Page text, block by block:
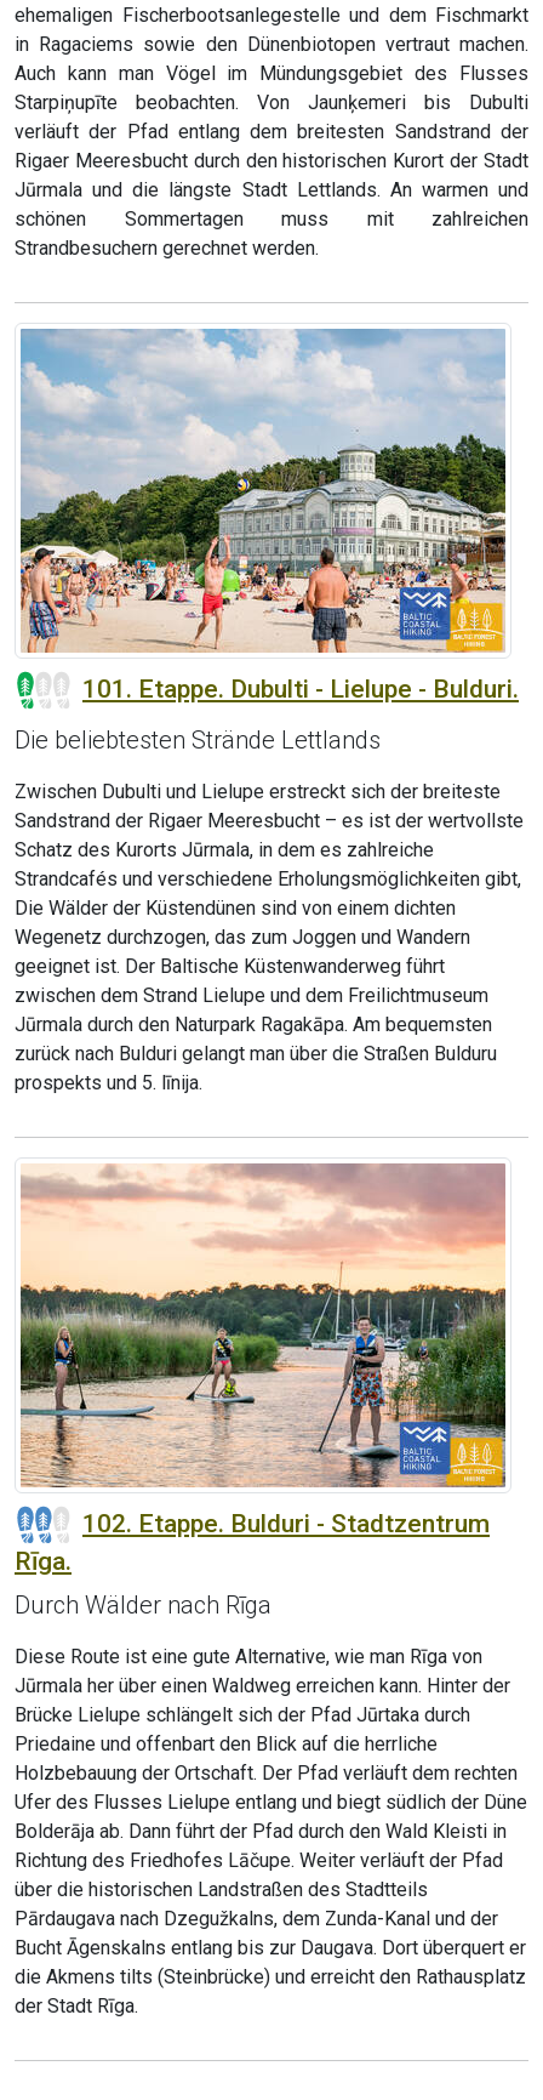
ehemaligen Fischerbootsanlegestelle und dem Fischmarkt
in Ragaciems sowie den Dünenbiotopen vertraut machen.
Auch kann man Vögel im Mündungsgebiet des Flusses
Starpiņupīte beobachten. Von Jaunķemeri bis Dubulti
verläuft der Pfad entlang dem breitesten Sandstrand der
Rigaer Meeresbucht durch den historischen Kurort der Stadt
Jūrmala und die längste Stadt Lettlands. An warmen und
schönen Sommertagen muss mit zahlreichen
Strandbesuchern gerechnet werden.
101. Etappe. Dubulti - Lielupe - Bulduri.
Die beliebtesten Strände Lettlands
Zwischen Dubulti und Lielupe erstreckt sich der breiteste
Sandstrand der Rigaer Meeresbucht – es ist der wertvollste
Schatz des Kurorts Jūrmala, in dem es zahlreiche
Strandcafés und verschiedene Erholungsmöglichkeiten gibt,
Die Wälder der Küstendünen sind von einem dichten
Wegenetz durchzogen, das zum Joggen und Wandern
geeignet ist. Der Baltische Küstenwanderweg führt
zwischen dem Strand Lielupe und dem Freilichtmuseum
Jūrmala durch den Naturpark Ragakāpa. Am bequemsten
zurück nach Bulduri gelangt man über die Straßen Bulduru
prospekts und 5. līnija.
102. Etappe. Bulduri - Stadtzentrum
Rīga.
Durch Wälder nach Rīga
Diese Route ist eine gute Alternative, wie man Rīga von
Jūrmala her über einen Waldweg erreichen kann. Hinter der
Brücke Lielupe schlängelt sich der Pfad Jūrtaka durch
Priedaine und offenbart den Blick auf die herrliche
Holzbebauung der Ortschaft. Der Pfad verläuft dem rechten
Ufer des Flusses Lielupe entlang und biegt südlich der Düne
Bolderāja ab. Dann führt der Pfad durch den Wald Kleisti in
Richtung des Friedhofes Lāčupe. Weiter verläuft der Pfad
über die historischen Landstraßen des Stadtteils
Pārdaugava nach Dzegužkalns, dem Zunda-Kanal und der
Bucht Āgenskalns entlang bis zur Daugava. Dort überquert er
die Akmens tilts (Steinbrücke) und erreicht den Rathausplatz
der Stadt Rīga.